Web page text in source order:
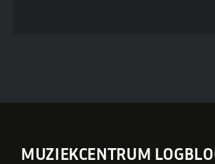
MUZIEKCENTRUM